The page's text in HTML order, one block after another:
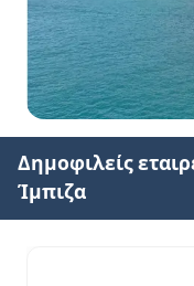
Δημοφιλείς
Ίμπιζα